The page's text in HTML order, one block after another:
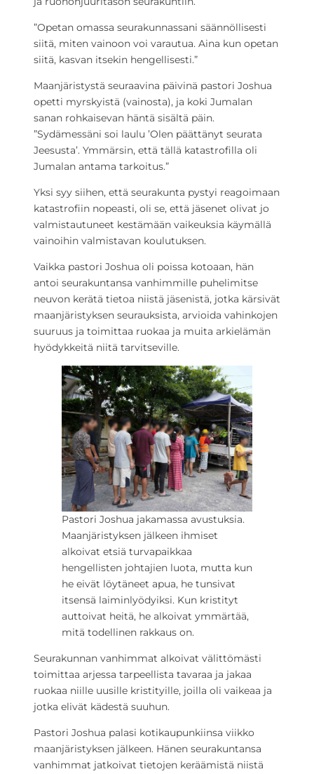
”Opetan omassa seurakunnassani säännöllisesti
siitä, miten vainoon voi varautua. Aina kun opetan
siitä, kasvan itsekin hengellisesti.”
Maanjäristystä seuraavina päivinä pastori Joshua
opetti myrskyistä (vainosta), ja koki Jumalan
sanan rohkaisevan häntä sisältä päin.
”Sydämessäni soi laulu ’Olen päättänyt seurata
Jeesusta’. Ymmärsin, että tällä katastrofilla oli
Jumalan antama tarkoitus.”
Yksi syy siihen, että seurakunta pystyi reagoimaan
katastrofiin nopeasti, oli se, että jäsenet olivat jo
valmistautuneet kestämään vaikeuksia käymällä
vainoihin valmistavan koulutuksen.
Vaikka pastori Joshua oli poissa kotoaan, hän
antoi seurakuntansa vanhimmille puhelimitse
neuvon kerätä tietoa niistä jäsenistä, jotka kärsivät
maanjäristyksen seurauksista, arvioida vahinkojen
suuruus ja toimittaa ruokaa ja muita arkielämän
hyödykkeitä niitä tarvitseville.
Pastori Joshua jakamassa avustuksia.
Maanjäristyksen jälkeen ihmiset
alkoivat etsiä turvapaikkaa
hengellisten johtajien luota, mutta kun
he eivät löytäneet apua, he tunsivat
itsensä laiminlyödyiksi. Kun kristityt
auttoivat heitä, he alkoivat ymmärtää,
mitä todellinen rakkaus on.
Seurakunnan vanhimmat alkoivat välittömästi
toimittaa arjessa tarpeellista tavaraa ja jakaa
ruokaa niille uusille kristityille, joilla oli vaikeaa ja
jotka elivät kädestä suuhun.
Pastori Joshua palasi kotikaupunkiinsa viikko
maanjäristyksen jälkeen. Hänen seurakuntansa
vanhimmat jatkoivat tietojen keräämistä niistä